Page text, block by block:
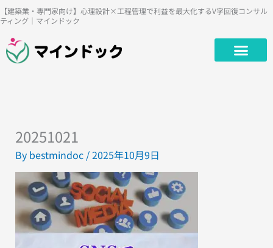
内
容
を
ス
【建築業・専門家向け】心理設計×工程管理で利益を最大化するV字回復コンサル
ティング｜マインドック
20251021
By bestmindoc /2025年10月9日